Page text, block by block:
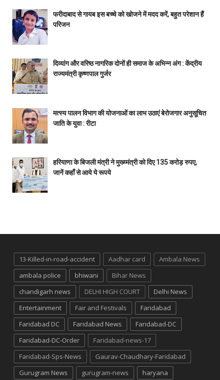
फरीदाबाद से गायब इस बच्चे को खोजने में मदद करें, बहुत परेशान हैं
परिजन
दिव्यांग और वरिष्ठ नागरिक दोनों ही समाज के अभिन्न अंग : केंद्रीय
राज्यमंत्री कृष्णपाल गुर्जर
मत्स्य पालन विभाग की योजनाओं का लाभ उठाएं बेरोजगार अनुसूचित
जाति के युवा : रीटा
हरियाणा के बिजली मंत्री ने मुख्य्मंत्री को दिए 135 करोड़ रुपए,
जानें कहाँ से आये ये रूपये
13-Killed-in-road-accident Aadhar card
Ambala News
ambala police
bhiwani
Bihar News
chandigarh news
DELHI HIGH COURT
Delhi News
Entertainment
Fair and Festivals
Faridabad
Faridabad DC
Faridabad News
Faridabad-DC
Faridabad-DC-Order
Faridabad-news-17
Faridabad-Sps-News
Gaurav-Chaudhary-Faridabad
Gurugram News
gurugram-news
haryana